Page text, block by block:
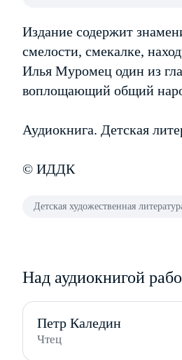
Издание содержит
смелости, смекалке,
Илья Муромец один из
воплощающий общий
Аудиокнига. Детская
© ИДДК
Детская художественная
Над аудиокнигой
Петр Каледин
Чтец